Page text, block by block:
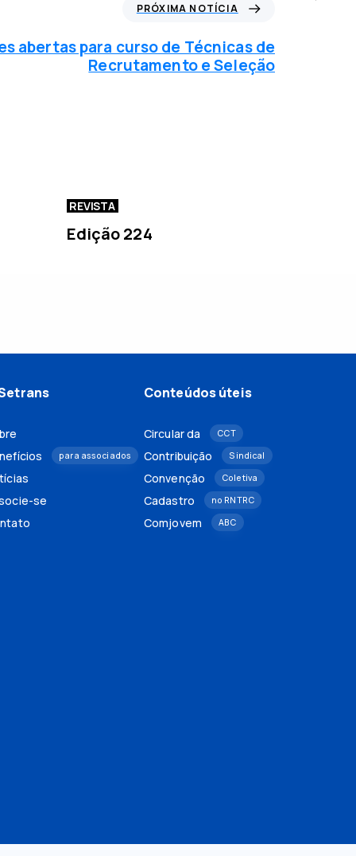
PRÓXIMA NOTÍCIA
abertas para curso de Técnicas de
Recrutamento e Seleção
REVISTA
Edição 224
para associados
se
Conteúdos úteis
Circular da CCT
Contribuição Sindical
Convenção Coletiva
Cadastro no RNTRC
Comjovem ABC